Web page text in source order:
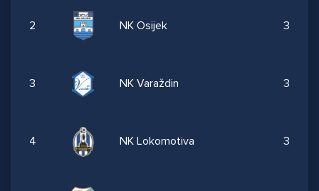
2 NK Osijek 3
3 NK Varaždin 3
4 NK Lokomotiva 3